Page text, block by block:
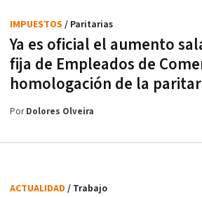
Ya es oficial el aumento
fija de Empleados de
homologación de la
IMPUESTOS / Paritarias
PorDolores Olveira
ACTUALIDAD / Trabajo